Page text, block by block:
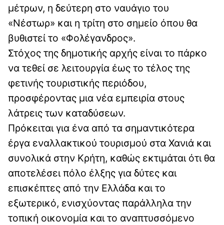
μέτρων, η δεύτερη στο ναυάγιο του
«Νέστωρ» και η τρίτη στο σημείο όπου θα
βυθιστεί το «Φολέγανδρος».
Στόχος της δημοτικής αρχής είναι το πάρκο
να τεθεί σε λειτουργία έως το τέλος της
φετινής τουριστικής περιόδου,
προσφέροντας μια νέα εμπειρία στους
λάτρεις των καταδύσεων.
Πρόκειται για ένα από τα σημαντικότερα
έργα εναλλακτικού τουρισμού στα Χανιά και
συνολικά στην Κρήτη, καθώς εκτιμάται ότι θα
αποτελέσει πόλο έλξης για δύτες και
επισκέπτες από την Ελλάδα και το
εξωτερικό, ενισχύοντας παράλληλα την
τοπική οικονομία και το αναπτυσσόμενο